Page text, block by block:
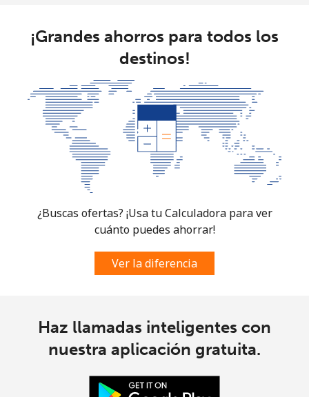
¡Grandes ahorros para todos los
destinos!
¿Buscas ofertas? ¡Usa tu Calculadora para ver
cuánto puedes ahorrar!
Ver la diferencia
Haz llamadas inteligentes con
nuestra aplicación gratuita.